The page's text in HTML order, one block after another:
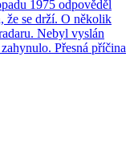
1975 odpověděl
že se drží. O několik
Nebyl vyslán
Přesná příčina